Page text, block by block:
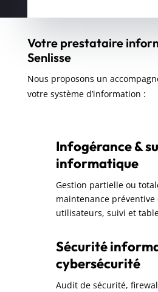
Votre prestataire
Senlisse
Nous proposons un
votre système d’information :
Infogérance &
informatique
Gestion partielle ou
maintenance
utilisateurs, suivi et
Sécurité
cybersécurité
Audit de sécurité,